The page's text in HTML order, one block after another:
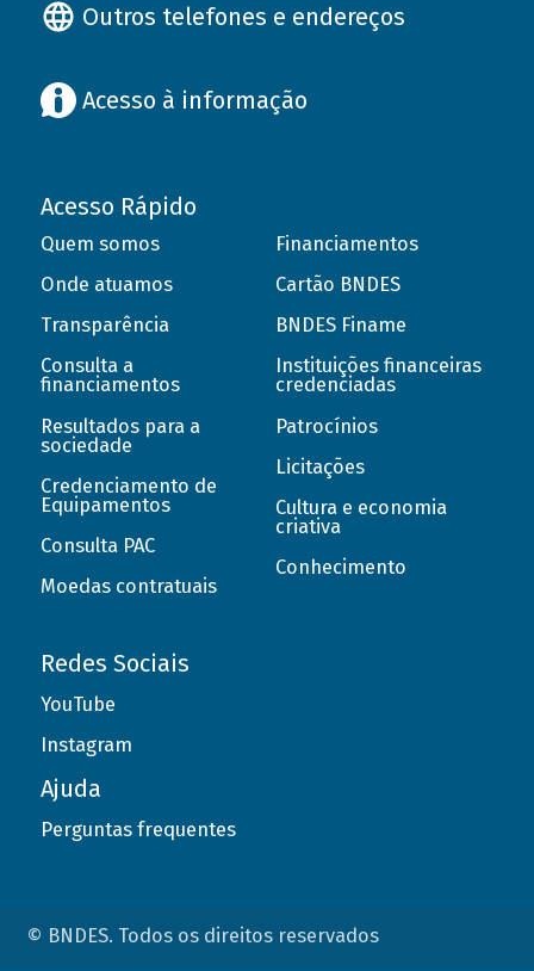
Outros telefones e endereços
Acesso à informação
Acesso Rápido
Quem somos
Onde atuamos
Transparência
Consulta a
financiamentos
Resultados para a
sociedade
Credenciamento de
Equipamentos
Consulta PAC
Moedas contratuais
Financiamentos
Cartão BNDES
BNDES Finame
Instituições financeiras
credenciadas
Patrocínios
Licitações
Cultura e economia
criativa
Conhecimento
Redes Sociais
YouTube
Instagram
Ajuda
Perguntas frequentes
© BNDES. Todos os direitos reservados